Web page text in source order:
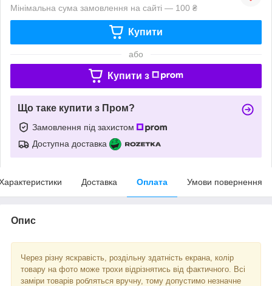
Мінімальна сума замовлення на сайті — 100 ₴
Купити
або
Купити з
Що таке купити з Пром?
Замовлення під захистом
Доступна доставка
Доставка Оплата Умови повернення
Опис
Через різну яскравість, роздільну здатність екрана, колір
товару на фото може трохи відрізнятись від фактичного. Всі
заміри товарів робляться вручну, тому допустимо незначне